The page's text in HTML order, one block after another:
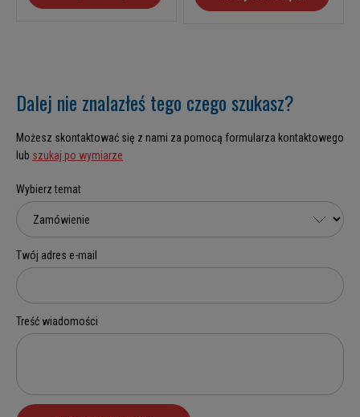
Dalej nie znalazłeś tego czego szukasz?
Możesz skontaktować się z nami za pomocą formularza kontaktowego
lub szukaj po wymiarze